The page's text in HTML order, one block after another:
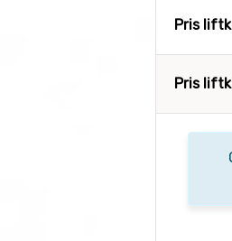
Pris
Pris